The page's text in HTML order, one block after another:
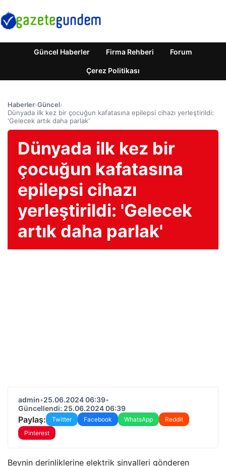
Güncel Haberler Firma Rehberi Forum
Çerez Politikası
Haberler›Güncel›
Dünyada ilk kez bir çocuğun kafatasına epilepsi cihazı yerleştirildi:
'Gelecek artık daha parlak'
Dünyada ilk kez bir
çocuğun kafatasına
epilepsi cihazı
yerleştirildi: 'Gelecek
artık daha parlak'
admin•25.06.2024 06:39•
Güncellendi: 25.06.2024 06:39
Paylaş: Twitter Facebook WhatsApp
Reddit
Pinterest
Beynin derinliklerine elektrik sinyalleri gönderen